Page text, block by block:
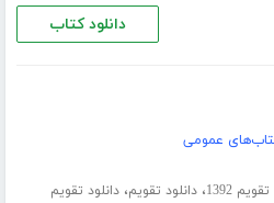
دانلود کتاب
عمومی
تقویم 1392 ،دانلود تقویم،دانلود تقویم